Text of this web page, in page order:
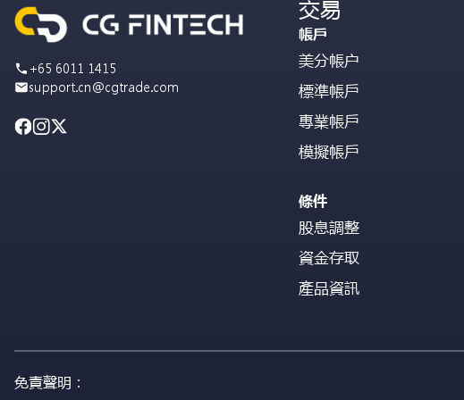
+65 6011 1415
support.cn@cgtrade.com
交易
帳戶
美分帳户
標準帳戶
專業帳戶
模擬帳戶
條件
股息調整
資金存取
產品資訊
免責聲明：